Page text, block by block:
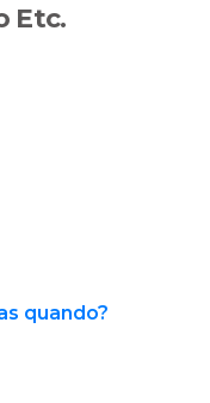
Etc.
quando?